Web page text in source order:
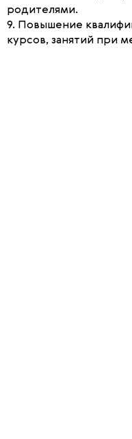
родителями.
9. Повышение
курсов, занятий при